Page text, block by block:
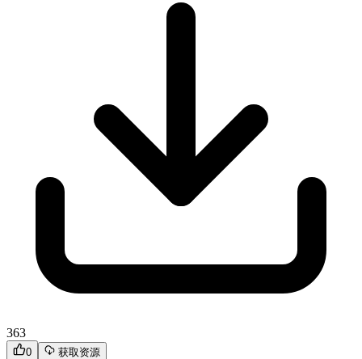
363
0 获取资源